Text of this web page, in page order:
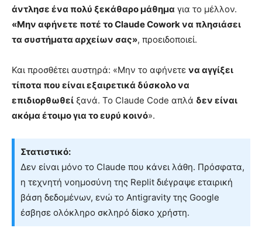
άντλησε ένα πολύ ξεκάθαρο μάθημα για το μέλλον.
«Μην αφήνετε ποτέ το Claude Cowork να πλησιάσει
τα συστήματα αρχείων σας», προειδοποιεί.
Και προσθέτει αυστηρά: «Μην το αφήνετε να αγγίξει
τίποτα που είναι εξαιρετικά δύσκολο να
επιδιορθωθεί ξανά. Το Claude Code απλά δεν είναι
ακόμα έτοιμο για το ευρύ κοινό».
Στατιστικό:
Δεν είναι μόνο το Claude που κάνει λάθη. Πρόσφατα,
η τεχνητή νοημοσύνη της Replit διέγραψε εταιρική
βάση δεδομένων, ενώ το Antigravity της Google
έσβησε ολόκληρο σκληρό δίσκο χρήστη.